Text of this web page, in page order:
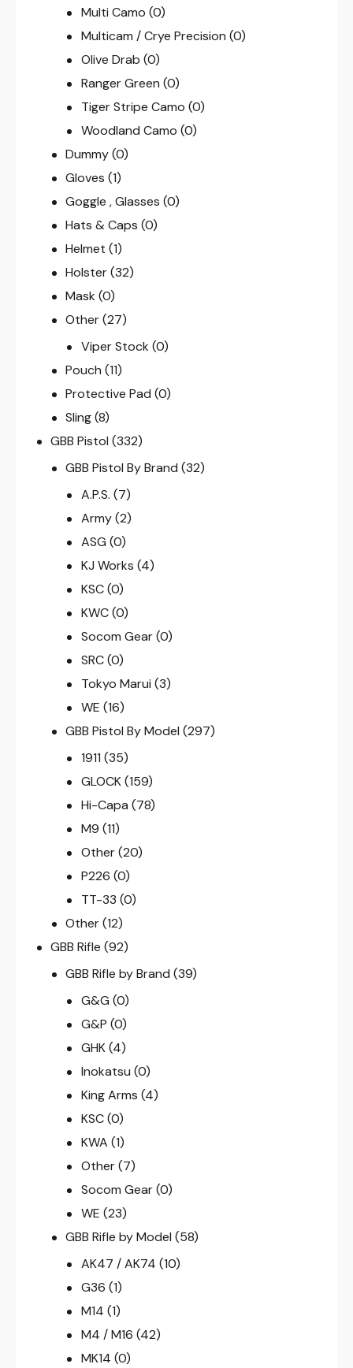
Multi Camo (0)
Multicam / Crye Precision (0)
Olive Drab (0)
Ranger Green (0)
Tiger Stripe Camo (0)
Woodland Camo (0)
Dummy (0)
Gloves (1)
Goggle , Glasses (0)
Hats & Caps (0)
Helmet (1)
Holster (32)
Mask (0)
Other (27)
Viper Stock (0)
Pouch (11)
Protective Pad (0)
Sling (8)
GBB Pistol (332)
GBB Pistol By Brand (32)
A.P.S. (7)
Army (2)
ASG (0)
KJ Works (4)
KSC (0)
KWC (0)
Socom Gear (0)
SRC (0)
Tokyo Marui (3)
WE (16)
GBB Pistol By Model (297)
1911 (35)
GLOCK (159)
Hi-Capa (78)
M9 (11)
Other (20)
P226 (0)
TT-33 (0)
Other (12)
GBB Rifle (92)
GBB Rifle by Brand (39)
G&G (0)
G&P (0)
GHK (4)
Inokatsu (0)
King Arms (4)
KSC (0)
KWA (1)
Other (7)
Socom Gear (0)
WE (23)
GBB Rifle by Model (58)
AK47 / AK74 (10)
G36 (1)
M14 (1)
M4 / M16 (42)
MK14 (0)